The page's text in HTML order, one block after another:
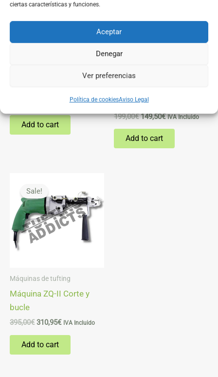
ciertas características y funciones.
Aceptar
Denegar
Ver preferencias
Política de cookiesAviso Legal
Máquina Tufting Corte
out of 5
IVA Incluido
Add to cart
Máquina Tufting corte y
Rated
4.86
out of 5
199,00€ 149,50€ IVA Incluido
Add to cart
Sale!
Máquinas de tufting
Máquina ZQ-II Corte y
bucle
395,00€
price
was:
395,00€.
310,95€
is:
310,95€.
IVA Incluido
Add to cart